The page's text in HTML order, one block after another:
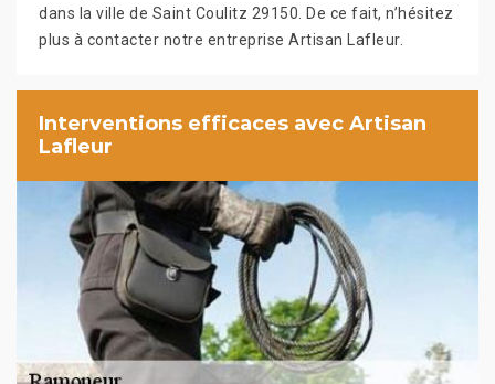
dans la ville de Saint Coulitz 29150. De ce fait, n’hésitez
plus à contacter notre entreprise Artisan Lafleur.
Interventions efficaces avec Artisan
Lafleur